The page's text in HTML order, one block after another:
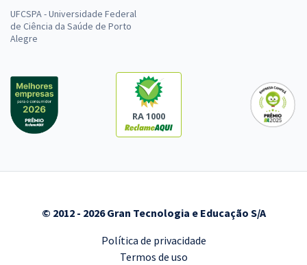
UFCSPA - Universidade Federal
de Ciência da Saúde de Porto
Alegre
RA 1000
© 2012 - 2026 Gran Tecnologia e Educação S/A
Política de privacidade
Termos de uso